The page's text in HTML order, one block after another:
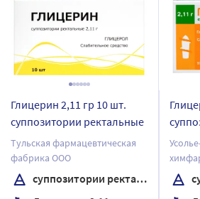
Глицерин 2,11 гр 10 шт.
суппозитории ректальные
Тульская фармацевтическая
фабрика ООО
суппозитории ректальные